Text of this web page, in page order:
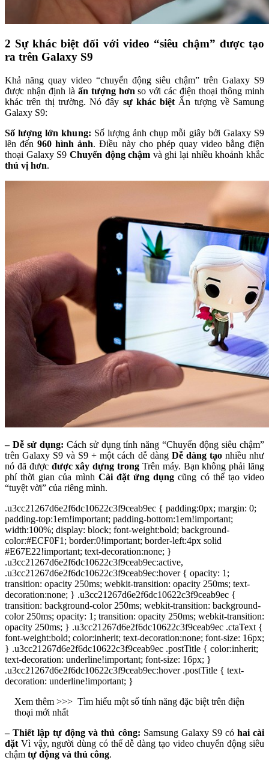
2 Sự khác biệt đối với video “siêu chậm” được tạo
ra trên Galaxy S9
Khả năng quay video “chuyển động siêu chậm” trên Galaxy S9
được nhận định là ấn tượng hơn so với các điện thoại thông minh
khác trên thị trường. Nó đây sự khác biệt Ấn tượng về Samung
Galaxy S9:
Số lượng lớn khung: Số lượng ảnh chụp mỗi giây bởi Galaxy S9
lên đến960 hình ảnh. Điều này cho phép quay video bằng điện
thoại Galaxy S9 Chuyển động chậm và ghi lại nhiều khoảnh khắc
thú vị hơn.
– Dễ sử dụng: Cách sử dụng tính năng “Chuyển động siêu chậm”
trên Galaxy S9 và S9 + một cách dễ dàng Dễ dàng tạonhiều như
nó đã được được xây dựng trong Trên máy. Bạn không phải lãng
phí thời gian của mình Cài đặt ứng dụng cũng có thể tạo video
“tuyệt vời” của riêng mình.
.u3cc21267d6e2f6dc10622c3f9ceab9ec { padding:0px; margin: 0;
padding-top:1em!important; padding-bottom:1em!important;
width:100%; display: block; font-weight:bold; background-
color:#ECF0F1; border:0!important; border-left:4px solid
#E67E22!important; text-decoration:none; }
.u3cc21267d6e2f6dc10622c3f9ceab9ec:active,
.u3cc21267d6e2f6dc10622c3f9ceab9ec:hover { opacity: 1;
transition: opacity 250ms; webkit-transition: opacity 250ms; text-
decoration:none; } .u3cc21267d6e2f6dc10622c3f9ceab9ec {
transition: background-color 250ms; webkit-transition: background-
color 250ms; opacity: 1; transition: opacity 250ms; webkit-transition:
opacity 250ms; } .u3cc21267d6e2f6dc10622c3f9ceab9ec .ctaText {
font-weight:bold; color:inherit; text-decoration:none; font-size: 16px;
} .u3cc21267d6e2f6dc10622c3f9ceab9ec .postTitle { color:inherit;
text-decoration: underline!important; font-size: 16px; }
.u3cc21267d6e2f6dc10622c3f9ceab9ec:hover .postTitle { text-
decoration: underline!important; }
Xem thêm >>> Tìm hiểu một số tính năng đặc biệt trên điện
thoại mới nhất
– Thiết lập tự động và thủ công: Samsung Galaxy S9 có hai cài
đặt Vì vậy, người dùng có thể dễ dàng tạo video chuyển động siêu
chậm tự động và thủ công.